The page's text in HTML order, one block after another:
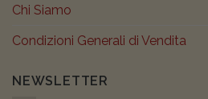
Chi Siamo
Condizioni Generali di Vendita
NEWSLETTER